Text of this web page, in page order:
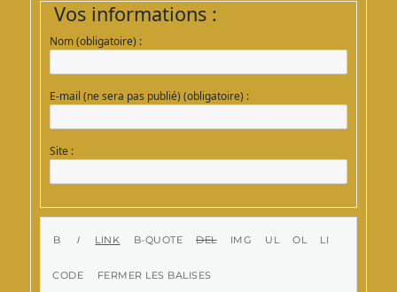
Vos informations :
Nom (obligatoire) :
E-mail (ne sera pas publié) (obligatoire) :
Site :